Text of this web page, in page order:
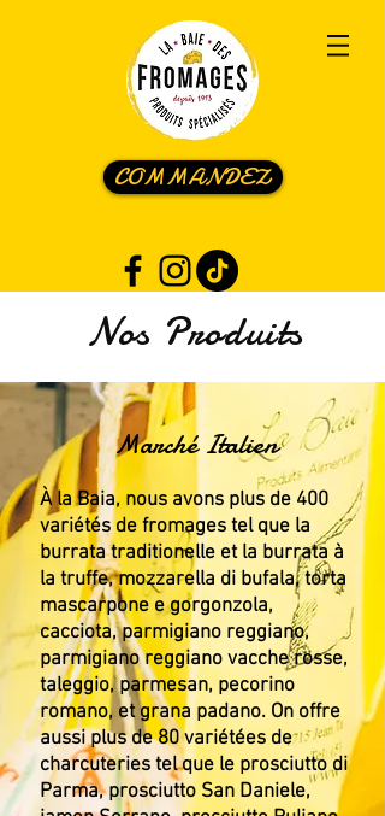
COMMANDEZ
Nos Produits
Marché Italien
À la Baia, nous avons plus de 400
variétés de fromages tel que la
burrata traditionelle et la burrata à
la truffe, mozzarella di bufala, torta
mascarpone e gorgonzola,
cacciota, parmigiano reggiano,
parmigiano reggiano vacche rosse,
taleggio, parmesan, pecorino
romano, et grana padano. On offre
aussi plus de 80 variétées de
charcuteries tel que le prosciutto di
Parma, prosciutto San Daniele,